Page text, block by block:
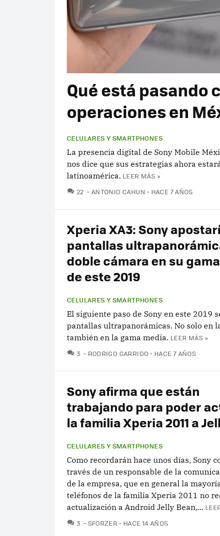
Qué está pasando
operaciones en
CELULARES Y SMARTPHONES
La presencia digital de Sony Mobile
nos dice que sus estrategias ahora
latinoamérica. LEER MÁS »
22 COMENTARIOS
ANTONIO CAHUN HACE 7 AÑOS
Xperia XA3: Sony
pantallas
doble cámara en su
de este 2019
CELULARES Y SMARTPHONES
El siguiente paso de Sony en este 2019
pantallas ultrapanorámicas. No solo en
también en la gama media. LEER MÁS »
3 COMENTARIOS
RODRIGO GARRIDO HACE 7 AÑOS
Sony afirma que están
trabajando para poder
la familia Xperia 2011 a
CELULARES Y SMARTPHONES
Como recordarán hace unos días, Sony
través de un responsable de la
de la empresa, que en general la
teléfonos de la familia Xperia 2011 no
actualización a Android Jelly Bean,...
3 COMENTARIOS
SFORZER HACE 14 AÑOS